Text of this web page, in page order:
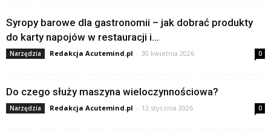
Syropy barowe dla gastronomii – jak dobrać produkty
do karty napojów w restauracji i...
Narzędzia Redakcja Acutemind.pl - 30 kwietnia 2026 0
Do czego służy maszyna wieloczynnościowa?
Narzędzia Redakcja Acutemind.pl - 12 stycznia 2026 0